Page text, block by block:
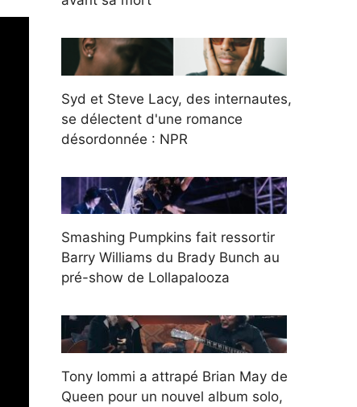
Syd et Steve Lacy, des internautes,
se délectent d'une romance
désordonnée : NPR
Smashing Pumpkins fait ressortir
Barry Williams du Brady Bunch au
pré-show de Lollapalooza
Tony Iommi a attrapé Brian May de
Queen pour un nouvel album solo,